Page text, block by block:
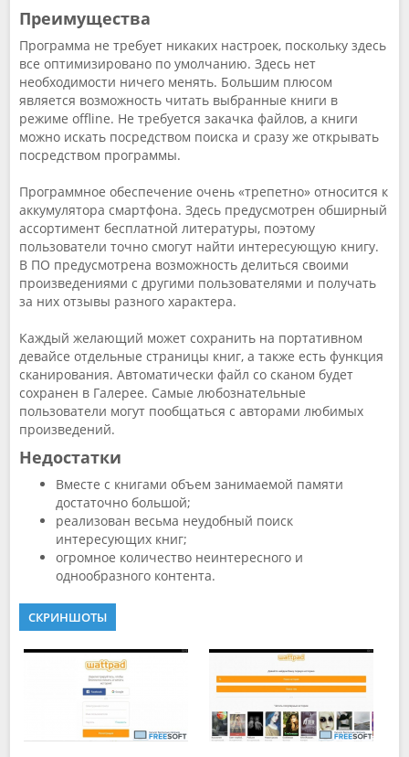
Преимущества
Программа не требует никаких настроек, поскольку здесь
все оптимизировано по умолчанию. Здесь нет
необходимости ничего менять. Большим плюсом
является возможность читать выбранные книги в
режиме offline. Не требуется закачка файлов, а книги
можно искать посредством поиска и сразу же открывать
посредством программы.
Программное обеспечение очень «трепетно» относится к
аккумулятора смартфона. Здесь предусмотрен обширный
ассортимент бесплатной литературы, поэтому
пользователи точно смогут найти интересующую книгу.
В ПО предусмотрена возможность делиться своими
произведениями с другими пользователями и получать
за них отзывы разного характера.
Каждый желающий может сохранить на портативном
девайсе отдельные страницы книг, а также есть функция
сканирования. Автоматически файл со сканом будет
сохранен в Галерее. Самые любознательные
пользователи могут пообщаться с авторами любимых
произведений.
Недостатки
Вместе с книгами объем занимаемой памяти
достаточно большой;
реализован весьма неудобный поиск
интересующих книг;
огромное количество неинтересного и
однообразного контента.
СКРИНШОТЫ